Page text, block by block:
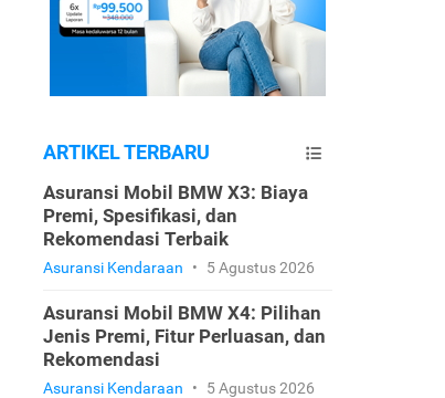
ARTIKEL TERBARU
Asuransi Mobil BMW X3: Biaya
Premi, Spesifikasi, dan
Rekomendasi Terbaik
Asuransi Kendaraan • 5 Agustus 2026
Asuransi Mobil BMW X4: Pilihan
Jenis Premi, Fitur Perluasan, dan
Rekomendasi
Asuransi Kendaraan • 5 Agustus 2026